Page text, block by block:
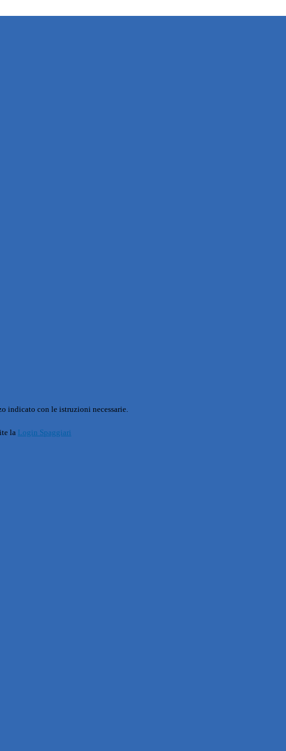
indicato con le istruzioni necessarie.
la Login Spaggiari